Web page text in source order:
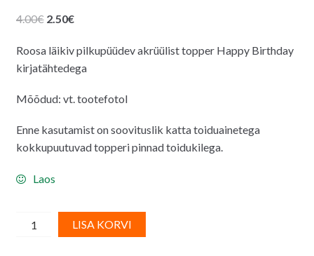
4.00€ Algne
oli:
4.00€.
2.50€Praegune
on:
2.50€.
Roosa läikiv pilkupüüdev akrüülist topper Happy Birthday
kirjatähtedega
Mõõdud: vt. tootefotol
Enne kasutamist on soovituslik katta toiduainetega
kokkupuutuvad topperi pinnad toidukilega.
Laos
Tordi
LISA KORVI